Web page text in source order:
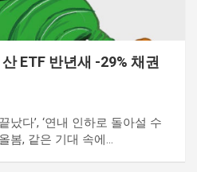
ETF 반년새 -29% 채권
났다’, ‘연내 인하로 돌아설 수
봄, 같은 기대 속에…